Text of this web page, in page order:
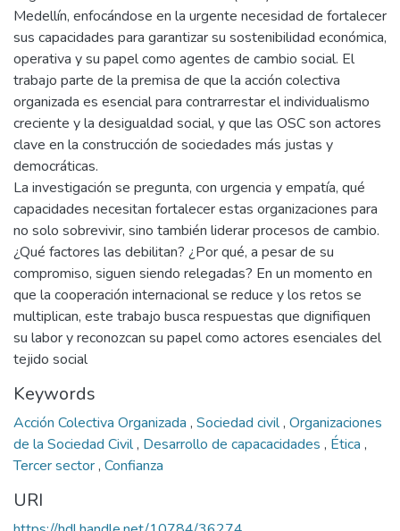
Medellín, enfocándose en la urgente necesidad de fortalecer
sus capacidades para garantizar su sostenibilidad económica,
operativa y su papel como agentes de cambio social. El
trabajo parte de la premisa de que la acción colectiva
organizada es esencial para contrarrestar el individualismo
creciente y la desigualdad social, y que las OSC son actores
clave en la construcción de sociedades más justas y
democráticas.
La investigación se pregunta, con urgencia y empatía, qué
capacidades necesitan fortalecer estas organizaciones para
no solo sobrevivir, sino también liderar procesos de cambio.
¿Qué factores las debilitan? ¿Por qué, a pesar de su
compromiso, siguen siendo relegadas? En un momento en
que la cooperación internacional se reduce y los retos se
multiplican, este trabajo busca respuestas que dignifiquen
su labor y reconozcan su papel como actores esenciales del
tejido social
Keywords
Acción Colectiva Organizada , Sociedad civil, Organizaciones
de la Sociedad Civil, Desarrollo de capacacidades , Ética ,
Tercer sector, Confianza
URI